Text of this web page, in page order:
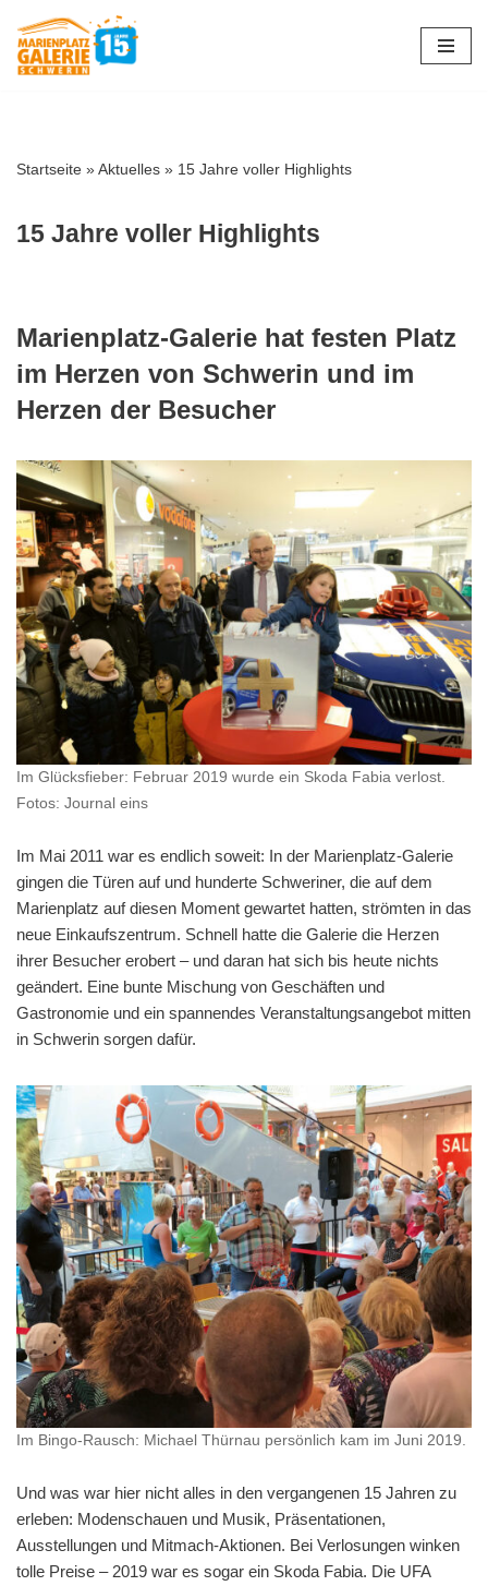
Zum
Startseite »Aktuelles » 15 Jahre voller Highlights
15 Jahre voller Highlights
Marienplatz-Galerie hat festen Platz
im Herzen von Schwerin und im
Herzen der Besucher
Im Glücksfieber: Februar 2019 wurde ein Skoda Fabia verlost.
Fotos: Journal eins
Im Mai 2011 war es endlich soweit: In der Marienplatz-Galerie
gingen die Türen auf und hunderte Schweriner, die auf dem
Marienplatz auf diesen Moment gewartet hatten, strömten in das
neue Einkaufszentrum. Schnell hatte die Galerie die Herzen
ihrer Besucher erobert – und daran hat sich bis heute nichts
geändert. Eine bunte Mischung von Geschäften und
Gastronomie und ein spannendes Veranstaltungs­angebot mitten
in Schwerin sorgen dafür.
Im Bingo-Rausch: Michael Thürnau persönlich kam im Juni 2019.
Und was war hier nicht alles in den vergangenen 15 Jahren zu
erleben: Modenschauen und Musik, Präsentationen,
Ausstellungen und Mitmach-Aktionen. Bei Verlosungen winken
tolle Preise – 2019 war es sogar ein Skoda Fabia. Die UFA